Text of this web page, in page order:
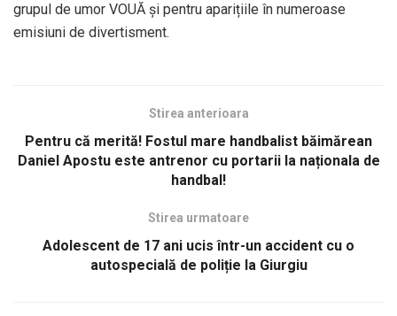
grupul de umor VOUĂ și pentru aparițiile în numeroase
emisiuni de divertisment.
Stirea anterioara
Pentru că merită! Fostul mare handbalist băimărean
Daniel Apostu este antrenor cu portarii la naționala de
handbal!
Stirea urmatoare
Adolescent de 17 ani ucis într-un accident cu o
autospecială de poliție la Giurgiu